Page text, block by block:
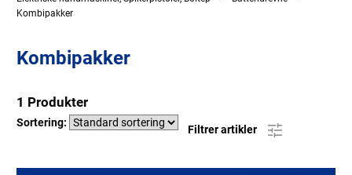
Kombipakker
Kombipakker
1 Produkter
Sortering:
Filtrer artikler